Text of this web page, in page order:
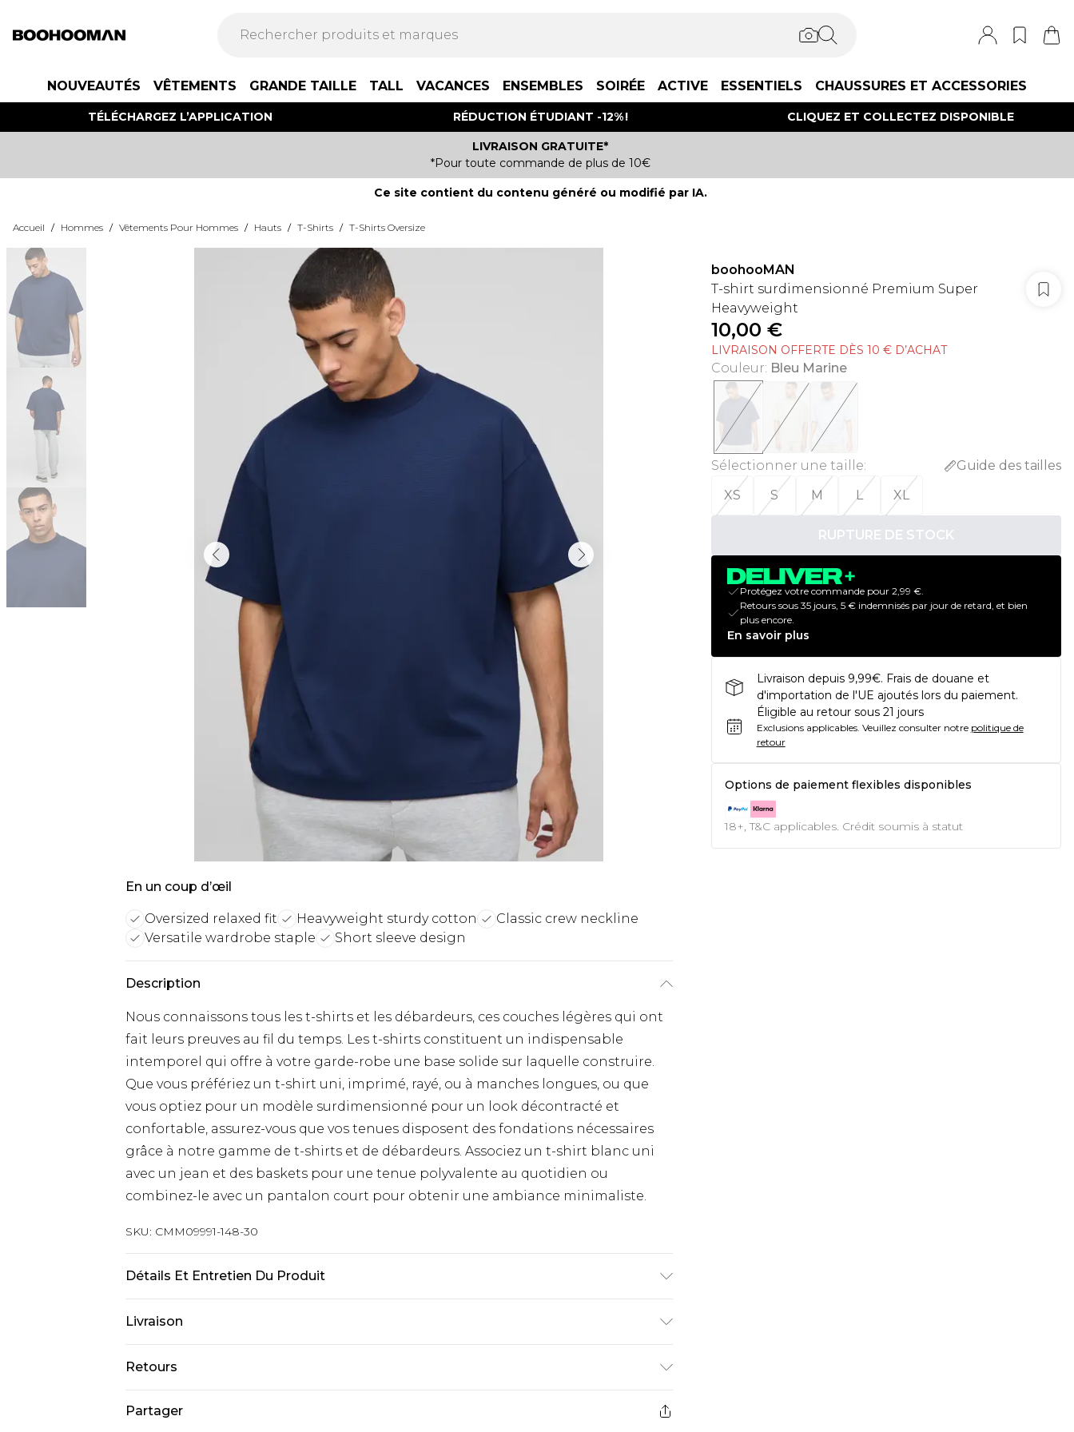
NOUVEAUTÉS VÊTEMENTS GRANDE TAILLE TALL VACANCES ENSEMBLES SOIRÉE ACTIVE ESSENTIELS CHAUSSURES ET ACCESSORIES
TÉLÉCHARGEZ L’APPLICATION RÉDUCTION ÉTUDIANT -12% ! CLIQUEZ ET COLLECTEZ DISPONIBLE
LIVRAISON GRATUITE*
*Pour toute commande de plus de 10€
Ce site contient du contenu généré ou modifié par IA.
Accueil / Hommes / Vêtements Pour Hommes / Hauts / T-Shirts / T-Shirts Oversize
En un coup d’œil
Oversized relaxed fit Heavyweight sturdy cotton
Classic crew neckline
Versatile wardrobe staple
Short sleeve design
Description
Nous connaissons tous les t-shirts et les débardeurs, ces couches légères qui ont
fait leurs preuves au fil du temps. Les t-shirts constituent un indispensable
intemporel qui offre à votre garde-robe une base solide sur laquelle construire.
Que vous préfériez un t-shirt uni, imprimé, rayé, ou à manches longues, ou que
vous optiez pour un modèle surdimensionné pour un look décontracté et
confortable, assurez-vous que vos tenues disposent des fondations nécessaires
grâce à notre gamme de t-shirts et de débardeurs. Associez un t-shirt blanc uni
avec un jean et des baskets pour une tenue polyvalente au quotidien ou
combinez-le avec un pantalon court pour obtenir une ambiance minimaliste.
SKU: CMM09991-148-30
Détails Et Entretien Du Produit
Livraison
Livraison standard France
€9.99
Livraison expresse France
€18.99
Retours
nous retourner un article.
Partager
boohooMAN
T-shirt surdimensionné Premium Super
Heavyweight
10,00 €
LIVRAISON OFFERTE DÈS 10 € D’ACHAT
Couleur: Bleu Marine
Sélectionner une taille:
Guide des tailles
XS
S M L XL
RUPTURE DE STOCK
Protégez votre commande pour 2,99 €.
Retours sous 35 jours, 5 € indemnisés par jour de retard, et bien
plus encore.
En savoir plus
Livraison depuis 9,99€. Frais de douane et
d'importation de l'UE ajoutés lors du paiement.
Éligible au retour sous 21 jours
Exclusions applicables. Veuillez consulter notre politique de
retour
Options de paiement flexibles disponibles
18+, T&C applicables. Crédit soumis à statut